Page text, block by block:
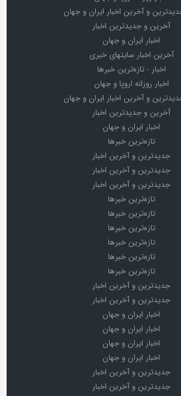
و آخرین اخبار ایران و جهان
آخرین و جدیدترین اخبار
اخبار ایران و جهان
آخرین اخبار سایتهای خبری
اخبار - تازه‌ترین خبرها
اخبار روزانه اروپا و جهان
و آخرین اخبار ایران و جهان
آخرین و جدیدترین اخبار
اخبار ایران و جهان
تازه‌ترین خبرها
جدیدترین و آخرین اخبار
جدیدترین و آخرین اخبار
جدیدترین و آخرین اخبار
تازه‌ترین خبرها
تازه‌ترین خبرها
تازه‌ترین خبرها
تازه‌ترین خبرها
تازه‌ترین خبرها
تازه‌ترین خبرها
جدیدترین و آخرین اخبار
جدیدترین و آخرین اخبار
اخبار ایران و جهان
اخبار ایران و جهان
اخبار ایران و جهان
اخبار ایران و جهان
جدیدترین و آخرین اخبار
جدیدترین و آخرین اخبار